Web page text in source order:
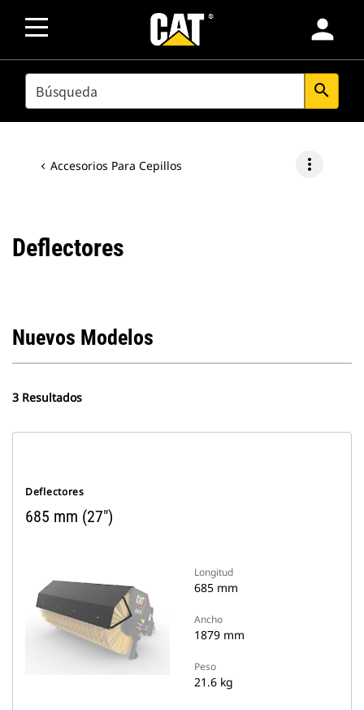
person
SEARCH search
Accesorios Para Cepillos more_vert
Deflectores
Nuevos Modelos
3 Resultados
Deflectores
685 mm (27")
Longitud
685 mm
Ancho
1879 mm
Peso
21.6 kg